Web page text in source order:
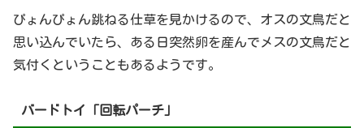
ぴょんぴょん跳ねる仕草を見かけるので、オスの文鳥だと
思い込んでいたら、ある日突然卵を産んでメスの文鳥だと
気付くということもあるようです。
バードトイ「回転パーチ」